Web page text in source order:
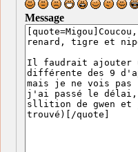
Message